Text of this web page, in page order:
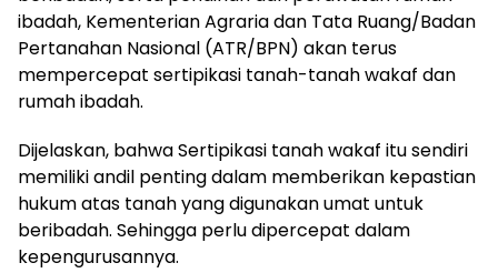
ibadah, Kementerian Agraria dan Tata Ruang/Badan
Pertanahan Nasional (ATR/BPN) akan terus
mempercepat sertipikasi tanah-tanah wakaf dan
rumah ibadah.
Dijelaskan, bahwa Sertipikasi tanah wakaf itu sendiri
memiliki andil penting dalam memberikan kepastian
hukum atas tanah yang digunakan umat untuk
beribadah. Sehingga perlu dipercepat dalam
kepengurusannya.